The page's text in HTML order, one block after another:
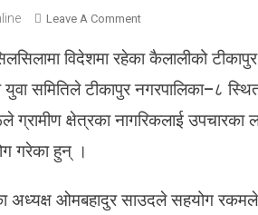
Leave A CommentO
वि
मा
यु
विदेशमा रहेका कैलालीको
समितिले टीकापुर नगरपालिका–८
क्षेत्रका नागरिकलाई उपचारका
गरेका हुन् ।
अध्यक्ष ओमबहादुर साउदले सहयोग